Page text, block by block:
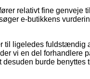
relativt fine genveje
e-butikkens
til ligeledes fuldstændig
vi en del forhandlere
desuden burde benyttes